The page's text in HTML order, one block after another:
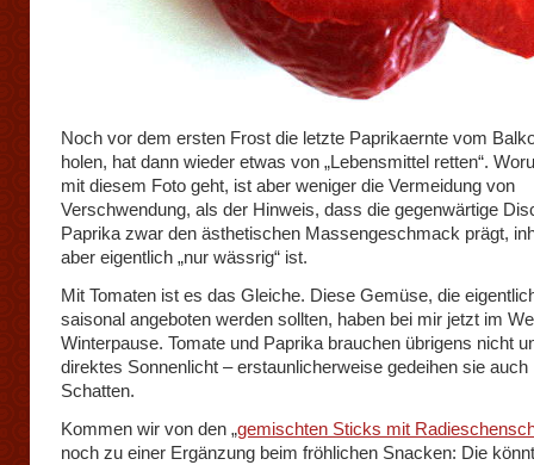
Noch vor dem ersten Frost die letzte Paprikaernte vom
holen, hat dann wieder etwas von „Lebensmittel retten“.
mit diesem Foto geht, ist aber weniger die Vermeidung von
Verschwendung, als der Hinweis, dass die gegenwärtige
Paprika zwar den ästhetischen Massengeschmack prägt,
aber eigentlich „nur wässrig“ ist.
Mit Tomaten ist es das Gleiche. Diese Gemüse, die
saisonal angeboten werden sollten, haben bei mir jetzt im
Winterpause. Tomate und Paprika brauchen übrigens nicht
direktes Sonnenlicht – erstaunlicherweise gedeihen sie auch
Schatten.
Kommen wir von den „gemischten Sticks mit
noch zu einer Ergänzung beim fröhlichen Snacken: Die